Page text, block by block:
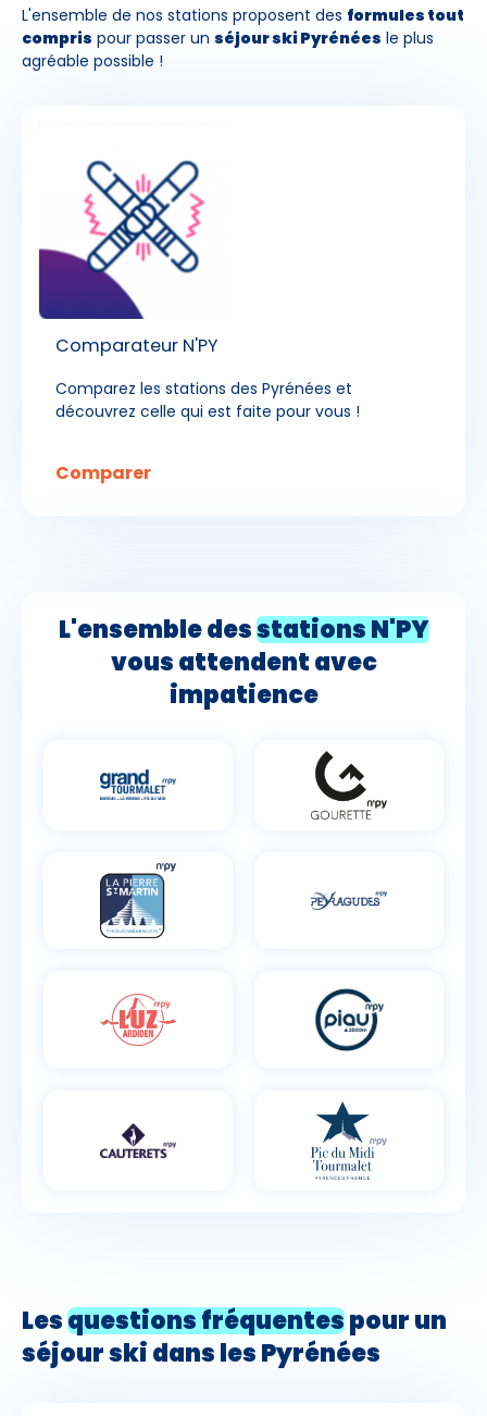
L'ensemble de nos stations proposent des formules tout
compris pour passer un séjour ski Pyrénées le plus
agréable possible !
Comparateur N'PY
Comparez les stations des Pyrénées et
découvrez celle qui est faite pour vous !
Comparer
L'ensemble desstations N'PY
vous attendent avec
impatience
Lesquestions fréquentespour un
séjour ski dans les Pyrénées